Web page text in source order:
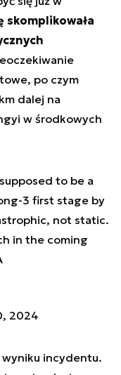
skomplikowała
po czym
dalej na
w środkowych
to be a
3 first stage by
not static.
in the coming
2024
wyniku incydentu.